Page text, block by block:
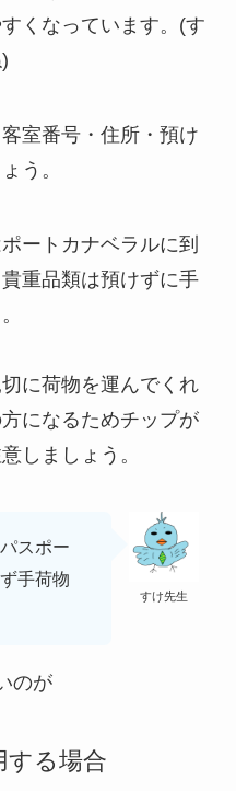
くなっています。(す
室番号・住所・預け
う。
ートカナベラルに到
重品類は預けずに手
に荷物を運んでくれ
になるためチップが
しましょう。
すけ先生
パスポー
手荷物
のが
する場合